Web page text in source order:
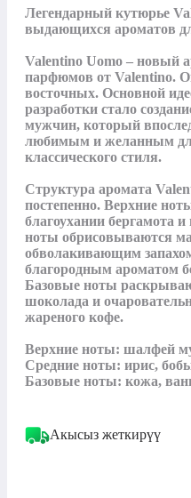
Легендарный кутюрье
выдающихся ароматов
Valentino Uomo – новый
парфюмов от Valentino.
восточных. Основной
разработки стало
мужчин, который
любимым и желанным
классического стиля.
Структура аромата
постепенно. Верхние
благоухании бергамота
ноты обрисовываются
обволакивающим
благородным ароматом
Базовые ноты
шоколада и
жареного кофе.
Верхние ноты: шалфей
Средние ноты: ирис,
Базовые ноты: кожа,
Акысыз жеткирүү